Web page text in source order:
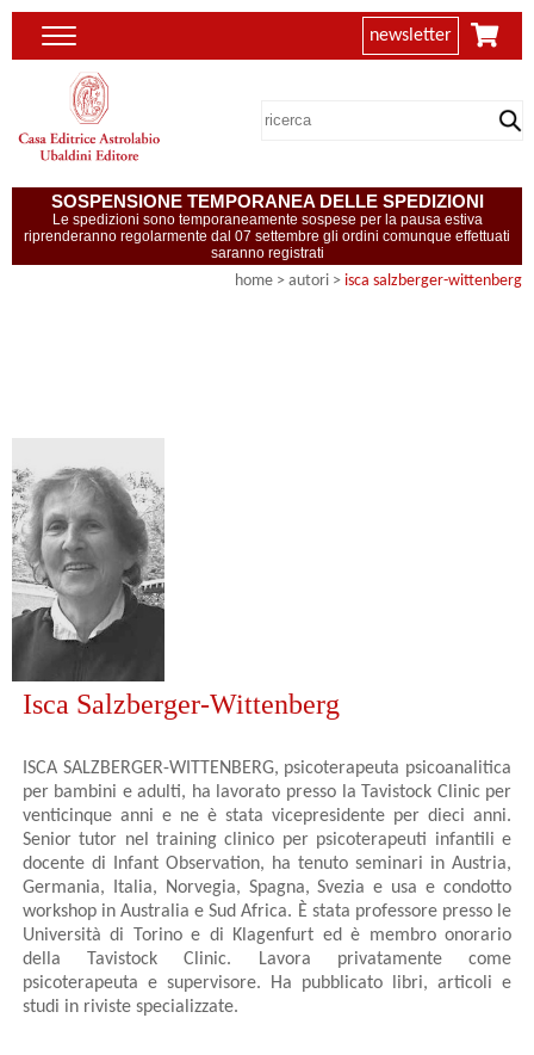
newsletter
SOSPENSIONE TEMPORANEA DELLE SPEDIZIONI
Le spedizioni sono temporaneamente sospese per la pausa estiva
riprenderanno regolarmente dal 07 settembre gli ordini comunque effettuati
saranno registrati
home > autori > isca salzberger-wittenberg
Isca Salzberger-Wittenberg
ISCA SALZBERGER-WITTENBERG, psicoterapeuta psicoanalitica
per bambini e adulti, ha lavorato presso la Tavistock Clinic per
venticinque anni e ne è stata vicepresidente per dieci anni.
Senior tutor nel training clinico per psicoterapeuti infantili e
docente di Infant Observation, ha tenuto seminari in Austria,
Germania, Italia, Norvegia, Spagna, Svezia e usa e condotto
workshop in Australia e Sud Africa. È stata professore presso le
Università di Torino e di Klagenfurt ed è membro onorario
della Tavistock Clinic. Lavora privatamente come
psicoterapeuta e supervisore. Ha pubblicato libri, articoli e
studi in riviste specializzate.